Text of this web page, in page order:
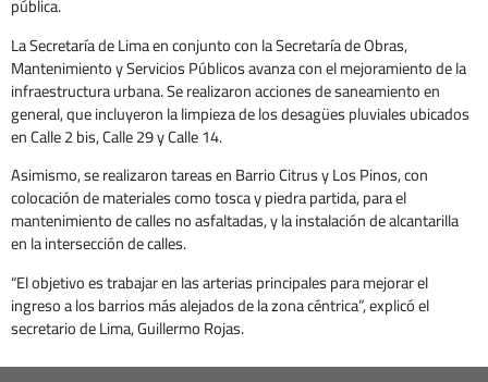
pública.
La Secretaría de Lima en conjunto con la Secretaría de Obras,
Mantenimiento y Servicios Públicos avanza con el mejoramiento de la
infraestructura urbana. Se realizaron acciones de saneamiento en
general, que incluyeron la limpieza de los desagües pluviales ubicados
en Calle 2 bis, Calle 29 y Calle 14.
Asimismo, se realizaron tareas en Barrio Citrus y Los Pinos, con
colocación de materiales como tosca y piedra partida, para el
mantenimiento de calles no asfaltadas, y la instalación de alcantarilla
en la intersección de calles.
“El objetivo es trabajar en las arterias principales para mejorar el
ingreso a los barrios más alejados de la zona céntrica”, explicó el
secretario de Lima, Guillermo Rojas.